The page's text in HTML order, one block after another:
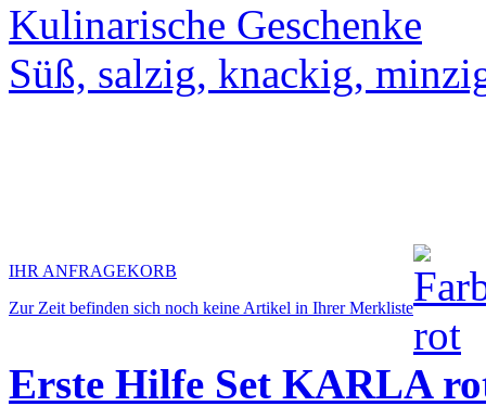
Kulinarische Geschenke
Süß, salzig, knackig,
IHR ANFRAGEKORB
Zur Zeit befinden sich noch keine Artikel in Ihrer Merkliste
Erste Hilfe Set KARLA